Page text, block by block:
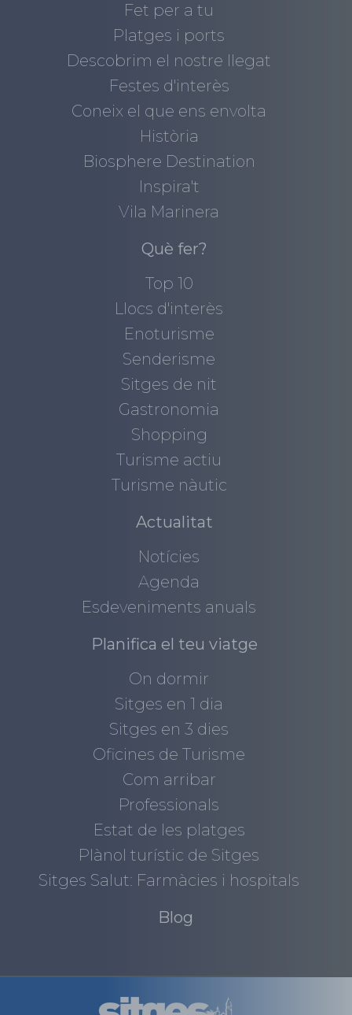
Fet per a tu
Platges i ports
Descobrim el nostre llegat
Festes d'interès
Coneix el que ens envolta
Història
Biosphere Destination
Inspira't
Vila Marinera
Què fer?
Top 10
Llocs d'interès
Enoturisme
Senderisme
Sitges de nit
Gastronomia
Shopping
Turisme actiu
Turisme nàutic
Actualitat
Notícies
Agenda
Esdeveniments anuals
Planifica el teu viatge
On dormir
Sitges en 1 dia
Sitges en 3 dies
Oficines de Turisme
Com arribar
Professionals
Estat de les platges
Plànol turístic de Sitges
Sitges Salut: Farmàcies i hospitals
Blog